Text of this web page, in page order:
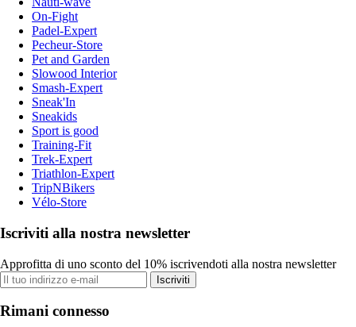
On-Fight
Padel-Expert
Pecheur-Store
Pet and Garden
Slowood Interior
Smash-Expert
Sneak'In
Sneakids
Sport is good
Training-Fit
Trek-Expert
Triathlon-Expert
TripNBikers
Vélo-Store
Iscriviti alla nostra newsletter
Approfitta di uno sconto del 10% iscrivendoti alla nostra newsletter
Iscriviti
Rimani connesso